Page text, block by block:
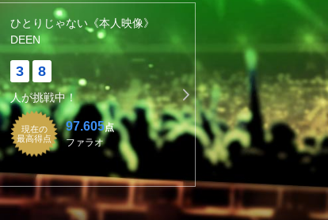
ひとりじゃない《本人映像》
DEEN
3 8
人が挑戦中！
現在の
最高得点
97.605点
ファラオ